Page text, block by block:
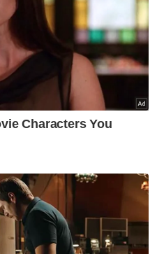
Harian. Klik di sini!
selidik kami dan
tunai.
×
akademik anda?
Sekolah menengah
Ijazah sarjana muda
0